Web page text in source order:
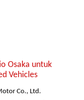
Osaka untuk
Vehicles
Co., Ltd.